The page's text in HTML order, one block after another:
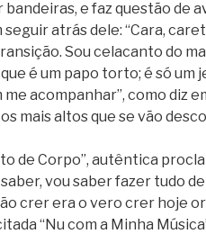
e faz questão de
atrás dele: “Cara,
Sou celacanto do
é um papo torto; é só um
acompanhar”, como diz
mais altos que se vão
de Corpo”, autêntica
vou saber fazer tudo
crer era o vero crer hoje
“Nu com a Minha